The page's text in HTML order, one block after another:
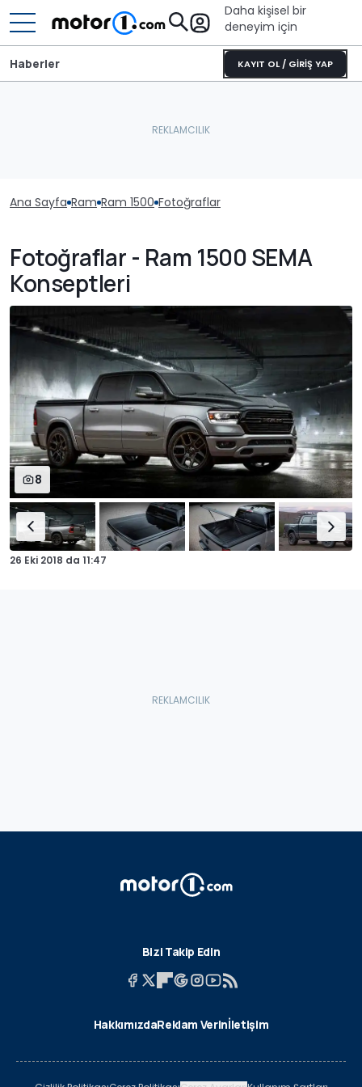
Daha kişisel bir
deneyim için
KAYIT OL / GİRİŞ YAP
Haberler
Ana Sayfa Ram Ram 1500 Fotoğraflar
Fotoğraflar - Ram 1500 SEMA
Konseptleri
8
26 Eki 2018 da 11:47
Bizi Takip Edin
HakkımızdaReklam Verinİletişim